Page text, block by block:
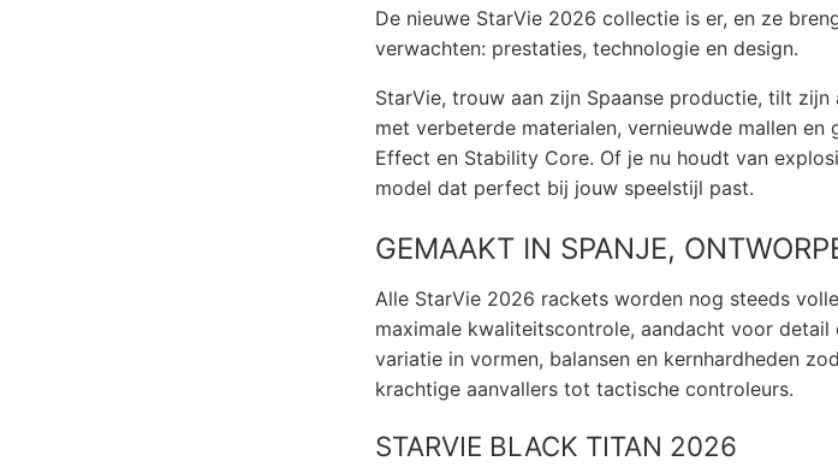
De nieuwe StarVie 2026 collectie is er, en ze
verwachten: prestaties, technologie en design.
StarVie, trouw aan zijn Spaanse productie, tilt
met verbeterde materialen, vernieuwde mallen en
Effect en Stability Core. Of je nu houdt van
model dat perfect bij jouw speelstijl past.
GEMAAKT IN SPANJE,
Alle StarVie 2026 rackets worden nog steeds
maximale kwaliteitscontrole, aandacht voor
variatie in vormen, balansen en kernhardheden
krachtige aanvallers tot tactische controleurs.
STARVIE BLACK TITAN 2026